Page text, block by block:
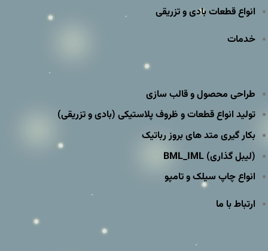
انواع قطعات بادی و تزریقی
خدمات
طراحی محصول و قالب سازی
تولید انواع قطعات و ظروف پلاستیکی (بادی و تزریقی)
بکار گیری متد های بروز رباتیک
(لیبل گذاری) BML_IML
انواع چاپ سیلک و تامپو
ارتباط با ما